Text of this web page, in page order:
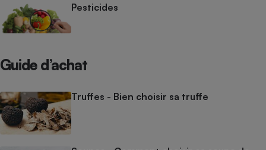
Pesticides
Guide d’achat
Truffes - Bien choisir sa truffe